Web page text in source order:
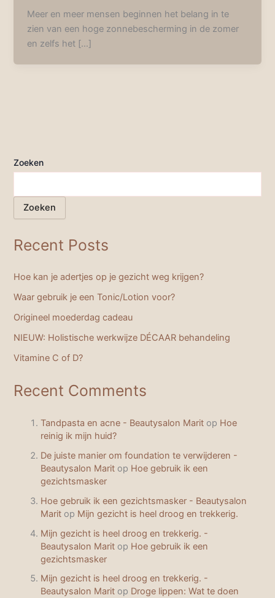
Meer en meer mensen beginnen het belang in te
zien van een hoge zonnebescherming in de zomer
en zelfs het […]
Zoeken
Zoeken
Recent Posts
Hoe kan je adertjes op je gezicht weg krijgen?
Waar gebruik je een Tonic/Lotion voor?
Origineel moederdag cadeau
NIEUW: Holistische werkwijze DÉCAAR behandeling
Vitamine C of D?
Recent Comments
Tandpasta en acne - Beautysalon Marit op Hoe
reinig ik mijn huid?
De juiste manier om foundation te verwijderen -
Beautysalon Marit op Hoe gebruik ik een
gezichtsmasker
Hoe gebruik ik een gezichtsmasker - Beautysalon
Marit op Mijn gezicht is heel droog en trekkerig.
Mijn gezicht is heel droog en trekkerig. -
Beautysalon Marit op Hoe gebruik ik een
gezichtsmasker
Mijn gezicht is heel droog en trekkerig. -
Beautysalon Marit op Droge lippen: Wat te doen